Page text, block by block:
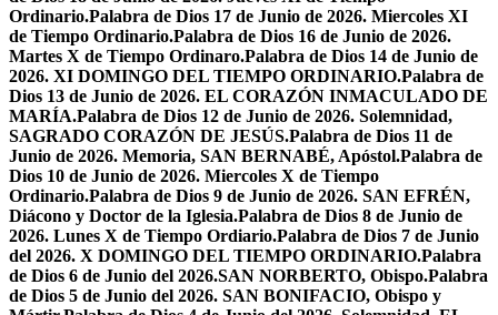
Ordinario.Palabra de Dios 17 de Junio de 2026. Miercoles XI
de Tiempo Ordinario.Palabra de Dios 16 de Junio de 2026.
Martes X de Tiempo Ordinaro.Palabra de Dios 14 de Junio de
2026. XI DOMINGO DEL TIEMPO ORDINARIO.Palabra de
Dios 13 de Junio de 2026. EL CORAZÓN INMACULADO DE
MARÍA.Palabra de Dios 12 de Junio de 2026. Solemnidad,
SAGRADO CORAZÓN DE JESÚS.Palabra de Dios 11 de
Junio de 2026. Memoria, SAN BERNABÉ, Apóstol.Palabra de
Dios 10 de Junio de 2026. Miercoles X de Tiempo
Ordinario.Palabra de Dios 9 de Junio de 2026. SAN EFRÉN,
Diácono y Doctor de la Iglesia.Palabra de Dios 8 de Junio de
2026. Lunes X de Tiempo Ordiario.Palabra de Dios 7 de Junio
del 2026. X DOMINGO DEL TIEMPO ORDINARIO.Palabra
de Dios 6 de Junio del 2026.SAN NORBERTO, Obispo.Palabra
de Dios 5 de Junio del 2026. SAN BONIFACIO, Obispo y